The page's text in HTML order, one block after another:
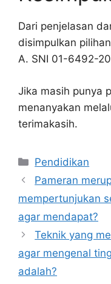
Dari penjelasan
disimpulkan
A. SNI 01-6492-
Jika masih punya
menanyakan
terimakasih.
Kategori
Pendidikan
Pameran
mempertunjukan
agar mendapat?
Teknik yang
agar mengenal
adalah?